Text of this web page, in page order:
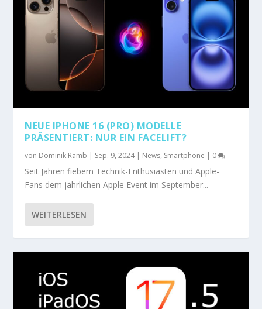
NEUE IPHONE 16 (PRO) MODELLE
PRÄSENTIERT: NUR EIN FACELIFT?
von Dominik Ramb | Sep. 9, 2024| News, Smartphone | 0
Seit Jahren fiebern Technik-Enthusiasten und Apple-
Fans dem jährlichen Apple Event im September...
WEITERLESEN